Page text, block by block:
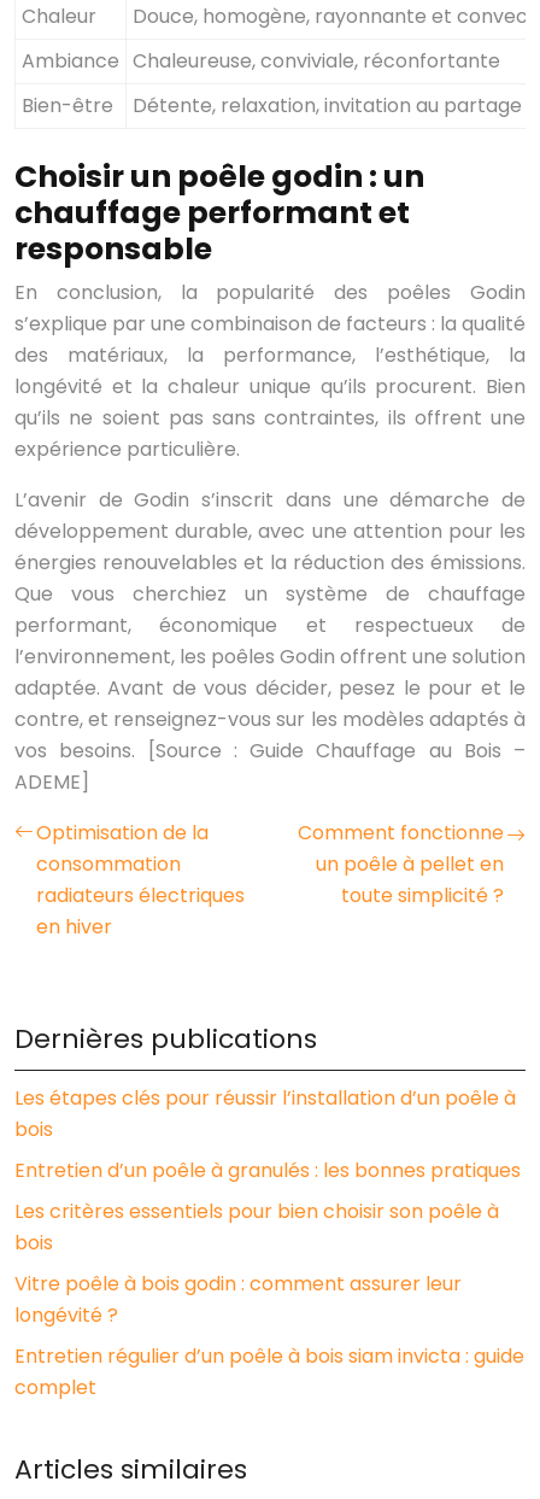
Chaleur
Douce, homogène, rayonnante et
Ambiance Chaleureuse, conviviale, réconfortante
Bien-être
Détente, relaxation, invitation au partage
Choisir un poêle godin : un
chauffage performant et
responsable
En conclusion, la popularité des poêles Godin
s’explique par une combinaison de facteurs : la qualité
des matériaux, la performance, l’esthétique, la
longévité et la chaleur unique qu’ils procurent. Bien
qu’ils ne soient pas sans contraintes, ils offrent une
expérience particulière.
L’avenir de Godin s’inscrit dans une démarche de
développement durable, avec une attention pour les
énergies renouvelables et la réduction des émissions.
Que vous cherchiez un système de chauffage
performant, économique et respectueux de
l’environnement, les poêles Godin offrent une solution
adaptée. Avant de vous décider, pesez le pour et le
contre, et renseignez-vous sur les modèles adaptés à
vos besoins. [Source : Guide Chauffage au Bois –
ADEME]
Optimisation de la
consommation
radiateurs électriques
en hiver
Comment fonctionne
un poêle à pellet en
toute simplicité ?
Dernières publications
Les étapes clés pour réussir l’installation d’un poêle à
bois
Entretien d’un poêle à granulés : les bonnes pratiques
Les critères essentiels pour bien choisir son poêle à
bois
Vitre poêle à bois godin : comment assurer leur
longévité ?
Entretien régulier d’un poêle à bois siam invicta : guide
complet
Articles similaires